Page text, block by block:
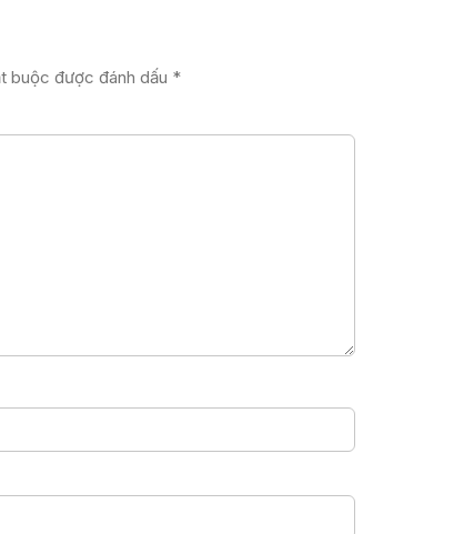
buộc được đánh dấu *